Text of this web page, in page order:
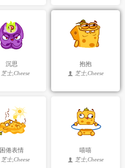
沉思
芝士,Cheese
抱抱
芝士,Cheese
困倦表情
芝士,Cheese
嘻嘻
芝士,Cheese